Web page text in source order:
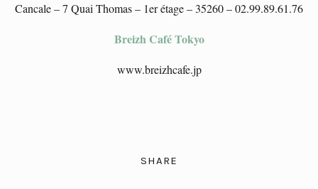
Cancale – 7 Quai Thomas – 1er étage – 35260 – 02.99.89.61.76
Breizh Café Tokyo
www.breizhcafe.jp
SHARE